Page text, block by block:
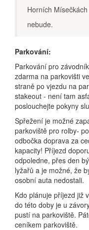
Horních
nebude.
Parkování:
Parkování pro
zdarma na parkovišti
straně po vjezdu na
stakeout - není tam
poslouchejte pokyny
Spřežení je možné
parkoviště pro rolby-
odbočka doprava za
kapacity! Příjezd
odpoledne, přes den
lyžařů a je možné, že
osobní auta nedostali.
Kdo plánuje příjezd již
do této doby je u
pustí na parkoviště.
ceníkem parkoviště.